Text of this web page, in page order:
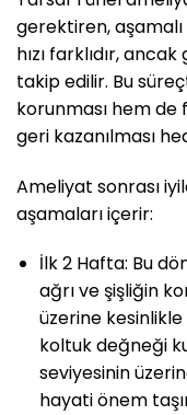
gerektiren,
hızı farklıdır,
takip edilir. Bu
korunması hem
geri kazanılması
Ameliyat sonrası
aşamaları içerir:
İlk 2 Hafta: Bu
ağrı ve şişliğin
üzerine
koltuk değneği
seviyesinin
hayati önem